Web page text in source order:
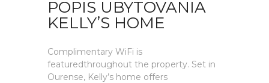
POPIS UBYTOVANIA
KELLY’S HOME
Complimentary WiFi is
featuredthroughout the property. Set in
Ourense, Kelly’s home offers